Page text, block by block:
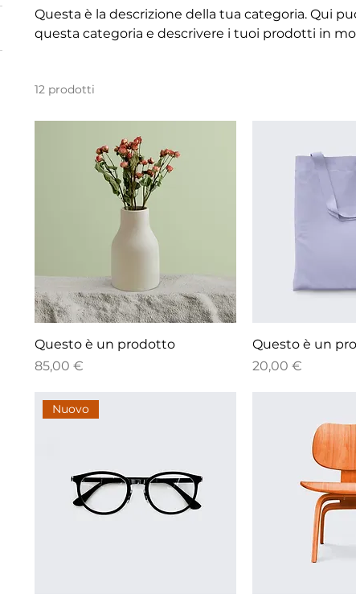
Questa è la descrizione della tua categoria. Qui
questa categoria e descrivere i tuoi prodotti in
12 prodotti
Questo è un prodotto
Prezzo
85,00 €
Questo è un
Prezzo
20,00 €
Nuovo